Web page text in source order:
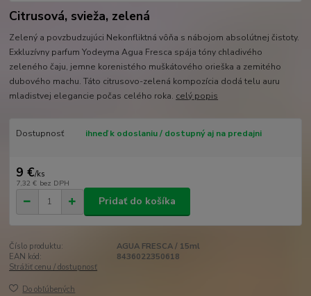
Citrusová, svieža, zelená
Zelený a povzbudzujúci Nekonfliktná vôňa s nábojom absolútnej čistoty.
Exkluzívny parfum Yodeyma Agua Fresca spája tóny chladivého
zeleného čaju, jemne korenistého muškátového orieška a zemitého
dubového machu. Táto citrusovo-zelená kompozícia dodá telu auru
mladistvej elegancie počas celého roka. celý popis
Dostupnosť ihneď k odoslaniu / dostupný aj na predajni
9 €/ks
7,32 € bez DPH
Pridať do košíka
Číslo produktu:
AGUA FRESCA / 15ml
EAN kód:
8436022350618
Strážiť cenu / dostupnosť
Do obľúbených